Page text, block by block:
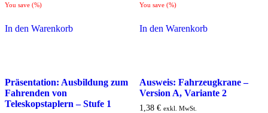
You save (%)
In den Warenkorb
You save (%)
In den Warenkorb
Präsentation: Ausbildung zum
Fahrenden von
Teleskopstaplern – Stufe 1
Ausweis: Fahrzeugkrane –
Version A, Variante 2
1,38 € exkl. MwSt.